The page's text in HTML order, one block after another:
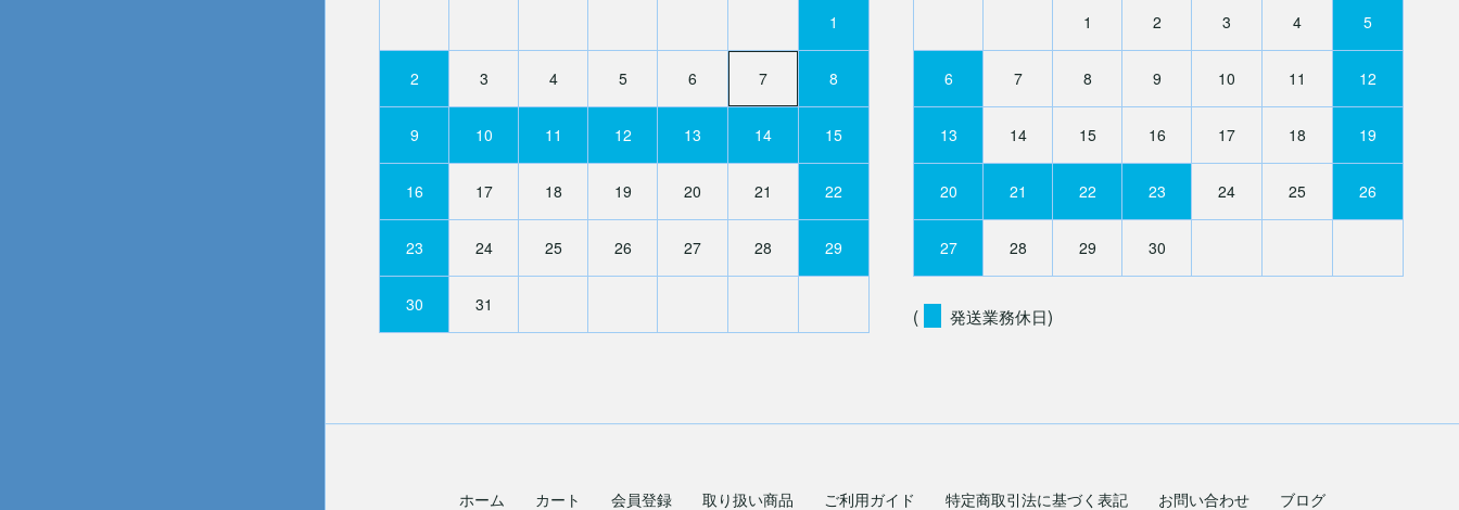
1
2 3 4 5 6 7 8
9 10 11 12 13 14 15
16 17 18 19 20 21 22
23 24 25 26 27 28 29
30 31
1 2 3 4 5
6 7 8 9 10 11 12
13 14 15 16 17 18 19
20 21 22 23 24 25 26
27 28 29 30
( 発送業務休日)
ホーム カート 会員登録 取り扱い商品 ご利用ガイド 特定商取引法に基づく表記 お問い合わせ ブログ